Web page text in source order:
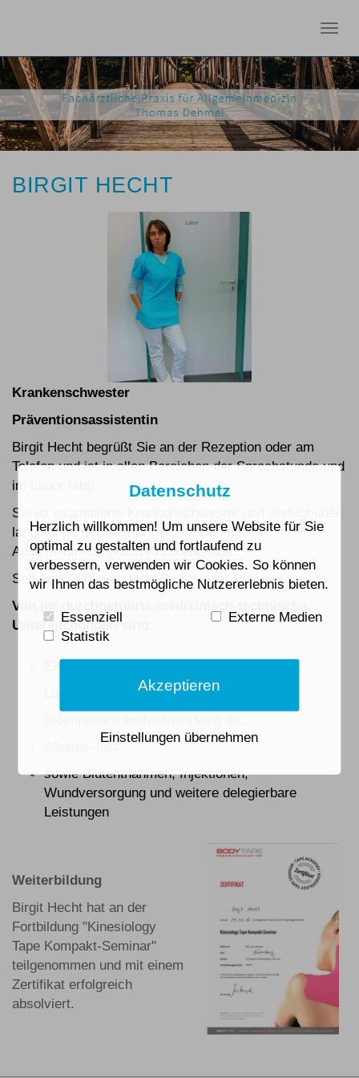
BIRGIT HECHT
Krankenschwester
Präventionsassistentin
Birgit Hecht begrüßt Sie an der Rezeption oder am
Telefon und ist in allen Bereichen der Sprechstunde und
im Labor tätig.
Sie ist examinierte Krankenschwester und verfügt über
langjährige Berufserfahrung im Bereich der
Allgemeinmedizin und Krankenpflege.
Seit April 2009 verstärktBirgit unser Praxisteam.
Von ihr durchgeführte medizinisch-technische
Untersuchungen sind:
EKG, Belastungs-EKG
Lungenfunktionstest
Allergie-Test
sowie Blutentnahmen, Injektionen,
Wundversorgung und weitere delegierbare
Leistungen
Weiterbildung
Birgit Hecht hat an der
Fortbildung "Kinesiology
Tape Kompakt-Seminar"
teilgenommen und mit einem
Zertifikat erfolgreich
absolviert.
Datenschutz
Herzlich willkommen! Um unsere Website für Sie
optimal zu gestalten und fortlaufend zu
verbessern, verwenden wir Cookies. So können
wir Ihnen das bestmögliche Nutzererlebnis bieten.
Essenziell
Externe Medien
Statistik
Akzeptieren
Einstellungen übernehmen